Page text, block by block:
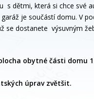
dětmi, která si chce své
je součástí domu. V
se dostanete výsuvným
obytné části domu
úprav zvětšit.